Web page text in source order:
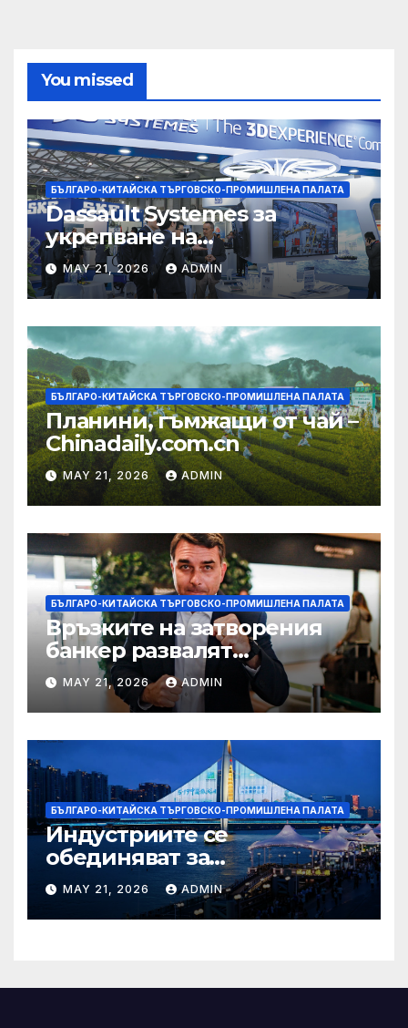
You missed
БЪЛГАРО-КИТАЙСКА ТЪРГОВСКО-ПРОМИШЛЕНА ПАЛАТА
Dassault Systemes за
укрепване на
изграждането на AI
екосистема в Китай
MAY 21, 2026 ADMIN
БЪЛГАРО-КИТАЙСКА ТЪРГОВСКО-ПРОМИШЛЕНА ПАЛАТА
Планини, гъмжащи от чай –
Chinadaily.com.cn
MAY 21, 2026 ADMIN
БЪЛГАРО-КИТАЙСКА ТЪРГОВСКО-ПРОМИШЛЕНА ПАЛАТА
Връзките на затворения
банкер развалят
надеждите на Флавио
Болсонаро за президент на
Бразилия
MAY 21, 2026 ADMIN
БЪЛГАРО-КИТАЙСКА ТЪРГОВСКО-ПРОМИШЛЕНА ПАЛАТА
Индустриите се
обединяват за
висококачествен растеж на
културния и
туристическия сектор
MAY 21, 2026 ADMIN